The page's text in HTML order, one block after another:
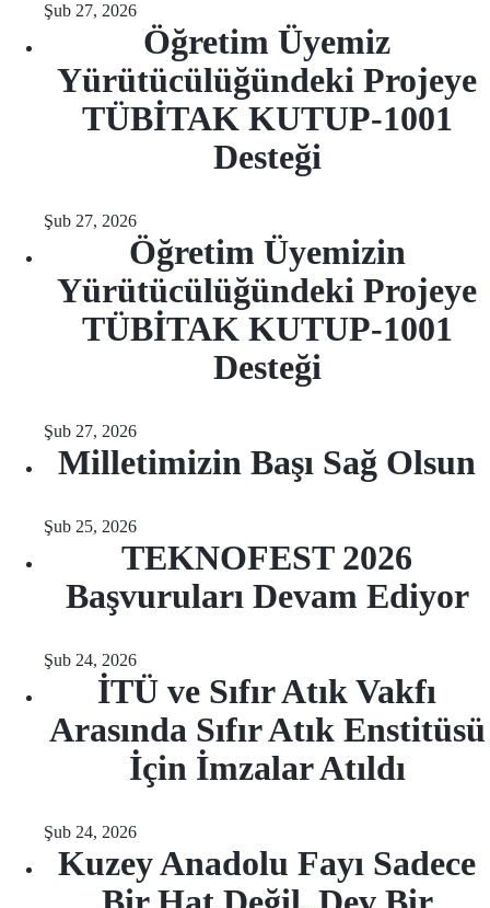
Şub 27, 2026
Öğretim Üyemiz
Yürütücülüğündeki Projeye
TÜBİTAK KUTUP-1001
Desteği
Şub 27, 2026
Öğretim Üyemizin
Yürütücülüğündeki Projeye
TÜBİTAK KUTUP-1001
Desteği
Şub 27, 2026
Milletimizin Başı Sağ Olsun
Şub 25, 2026
TEKNOFEST 2026
Başvuruları Devam Ediyor
Şub 24, 2026
İTÜ ve Sıfır Atık Vakfı
Arasında Sıfır Atık Enstitüsü
İçin İmzalar Atıldı
Şub 24, 2026
Kuzey Anadolu Fayı Sadece